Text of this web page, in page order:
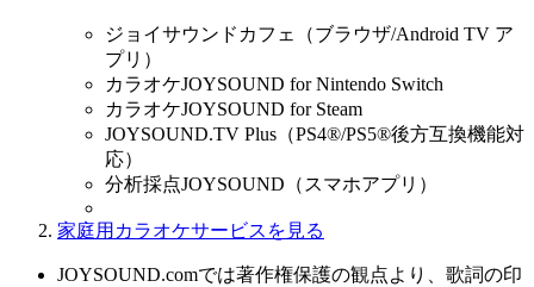
ジョイサウンドカフェ（ブラウザ/Android TV ア
プリ）
カラオケJOYSOUND for Nintendo Switch
カラオケJOYSOUND for Steam
JOYSOUND.TV Plus（PS4®/PS5®後方互換機能対
応）
分析採点JOYSOUND（スマホアプリ）
家庭用カラオケサービスを見る
JOYSOUND.comでは著作権保護の観点より、歌詞の印